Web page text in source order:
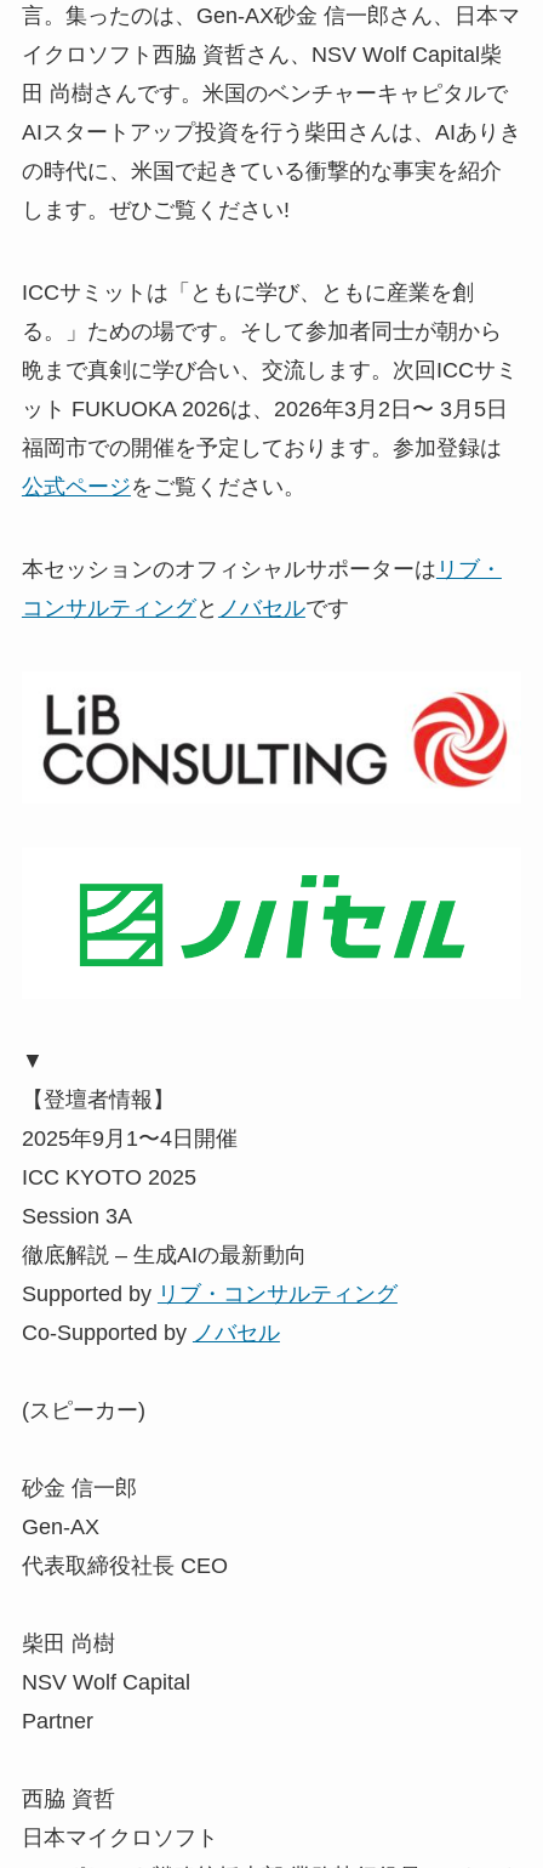
言。集ったのは、Gen-AX砂金 信一郎さん、日本マ
イクロソフト西脇 資哲さん、NSV Wolf Capital柴
田 尚樹さんです。米国のベンチャーキャピタルで
AIスタートアップ投資を行う柴田さんは、AIありき
の時代に、米国で起きている衝撃的な事実を紹介
します。ぜひご覧ください!
ICCサミットは「ともに学び、ともに産業を創
る。」ための場です。そして参加者同士が朝から
晩まで真剣に学び合い、交流します。次回ICCサミ
ット FUKUOKA 2026は、2026年3月2日〜 3月5日
福岡市での開催を予定しております。参加登録は
公式ページをご覧ください。
本セッションのオフィシャルサポーターは リブ・
コンサルティングと ノバセルです
▼
【登壇者情報】
2025年9月1〜4日開催
ICC KYOTO 2025
Session 3A
徹底解説 – 生成AIの最新動向
Supported by リブ・コンサルティング
Co-Supported by ノバセル
(スピーカー)
砂金 信一郎
Gen-AX
代表取締役社長 CEO
柴田 尚樹
NSV Wolf Capital
Partner
西脇 資哲
日本マイクロソフト